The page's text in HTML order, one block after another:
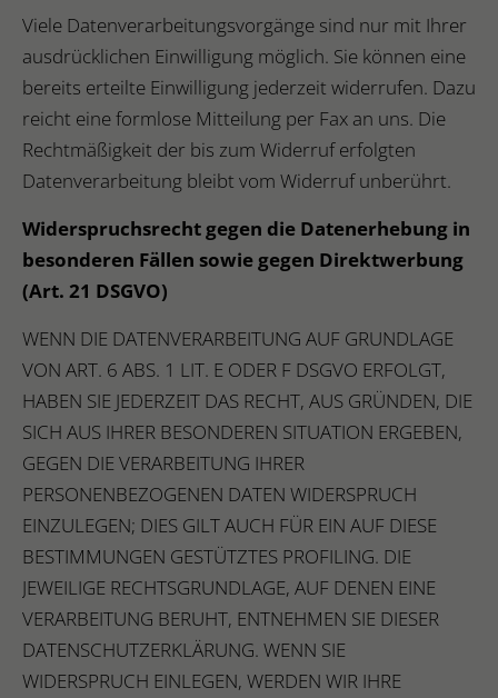
Viele Datenverarbeitungsvorgänge sind nur mit Ihrer
ausdrücklichen Einwilligung möglich. Sie können eine
bereits erteilte Einwilligung jederzeit widerrufen. Dazu
reicht eine formlose Mitteilung per Fax an uns. Die
Rechtmäßigkeit der bis zum Widerruf erfolgten
Datenverarbeitung bleibt vom Widerruf unberührt.
Widerspruchsrecht gegen die Datenerhebung in
besonderen Fällen sowie gegen Direktwerbung
(Art. 21 DSGVO)
WENN DIE DATENVERARBEITUNG AUF GRUNDLAGE
VON ART. 6 ABS. 1 LIT. E ODER F DSGVO ERFOLGT,
HABEN SIE JEDERZEIT DAS RECHT, AUS GRÜNDEN, DIE
SICH AUS IHRER BESONDEREN SITUATION ERGEBEN,
GEGEN DIE VERARBEITUNG IHRER
PERSONENBEZOGENEN DATEN WIDERSPRUCH
EINZULEGEN; DIES GILT AUCH FÜR EIN AUF DIESE
BESTIMMUNGEN GESTÜTZTES PROFILING. DIE
JEWEILIGE RECHTSGRUNDLAGE, AUF DENEN EINE
VERARBEITUNG BERUHT, ENTNEHMEN SIE DIESER
DATENSCHUTZERKLÄRUNG. WENN SIE
WIDERSPRUCH EINLEGEN, WERDEN WIR IHRE